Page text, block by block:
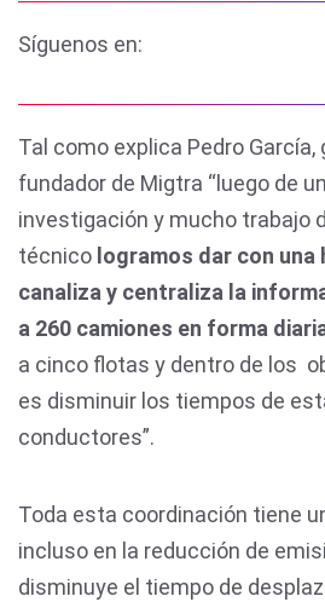
Síguenos en:
Tal como explica Pedro
fundador de Migtra “luego de
investigación y mucho trabajo
técnico logramos dar con
canaliza y centraliza la
a 260 camiones en forma
a cinco flotas y dentro de los
es disminuir los tiempos de
conductores”.
Toda esta coordinación tiene
incluso en la reducción de
disminuye el tiempo de